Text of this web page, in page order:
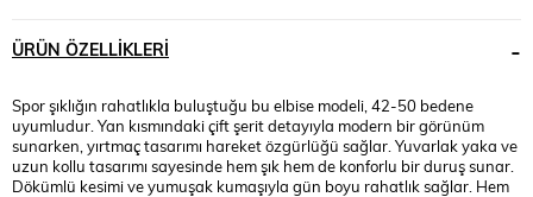
ÜRÜN ÖZELLIKLERI
Spor şıklığın rahatlıkla buluştuğu bu elbise modeli, 42-50 bedene
uyumludur. Yan kısmındaki çift şerit detayıyla modern bir görünüm
sunarken, yırtmaç tasarımı hareket özgürlüğü sağlar. Yuvarlak yaka ve
uzun kollu tasarımı sayesinde hem şık hem de konforlu bir duruş sunar.
Dökümlü kesimi ve yumuşak kumaşıyla gün boyu rahatlık sağlar. Hem